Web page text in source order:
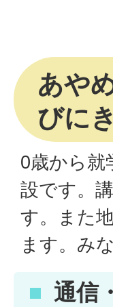
あや
びに
0歳から就
設です。
す。また
ます。み
通信